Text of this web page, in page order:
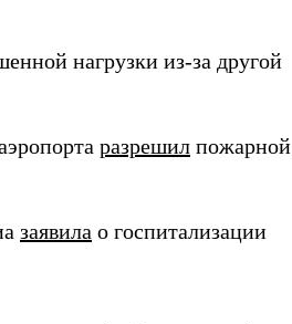
нагрузки из-за другой
разрешил пожарной
заявила о госпитализации